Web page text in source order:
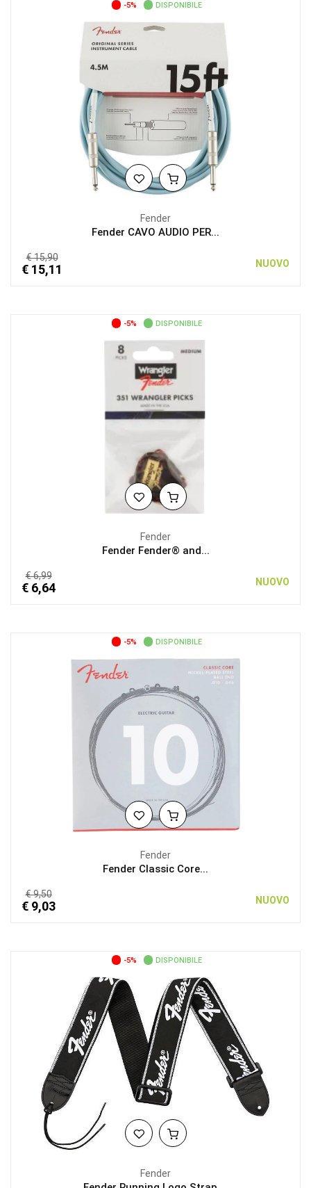
-5% DISPONIBILE
Fender
Fender CAVO AUDIO PER...
€ 15,90
€ 15,11 NUOVO
-5% DISPONIBILE
Fender
Fender Fender® and...
€ 6,99
€ 6,64 NUOVO
-5% DISPONIBILE
Fender
Fender Classic Core...
€ 9,50
€ 9,03 NUOVO
-5% DISPONIBILE
Fender